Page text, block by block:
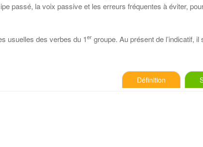
passé, la voix passive et les erreurs fréquentes à éviter,
usuelles des verbes du 1er groupe. Au présent de l’indicatif,
Définition